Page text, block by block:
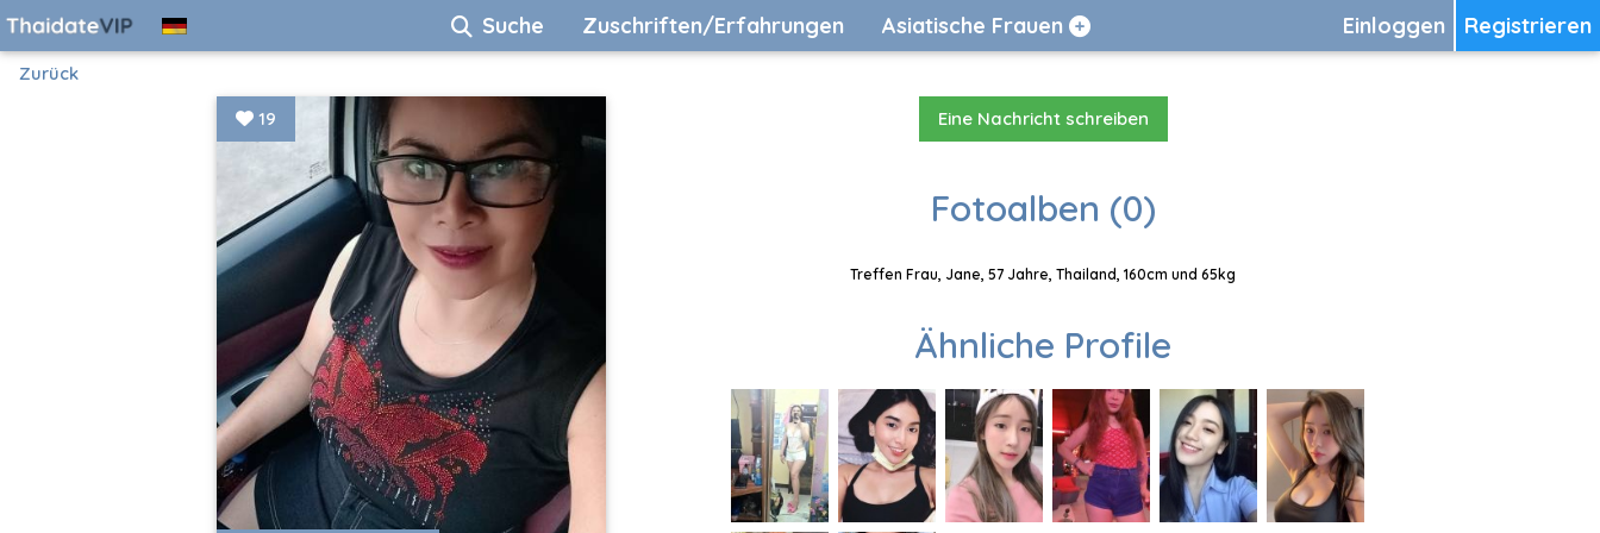
Registrieren
Einloggen
Suche Zuschriften/Erfahrungen Asiatische Frauen
Zurück
19
Eine Nachricht schreiben
Fotoalben (0)
Treffen Frau, Jane, 57 Jahre, Thailand, 160cm und 65kg
Ähnliche Profile